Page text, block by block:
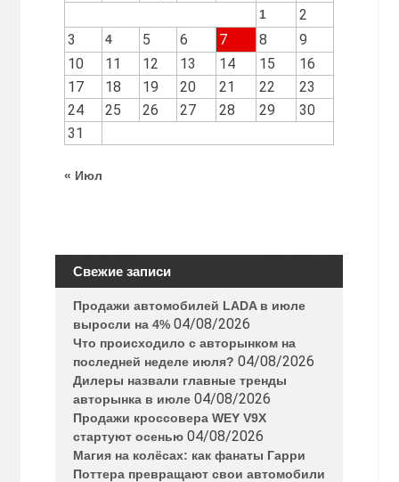
1
2
3
4 5 6 7 8
9
10
11 12 13 14 15
16
17
18 19 20 21 22
23
24
25 26 27 28 29
30
31
« Июл
Свежие записи
Продажи автомобилей LADA в июле
выросли на 4% 04/08/2026
Что происходило с авторынком на
последней неделе июля? 04/08/2026
Дилеры назвали главные тренды
авторынка в июле 04/08/2026
Продажи кроссовера WEY V9X
стартуют осенью 04/08/2026
Магия на колёсах: как фанаты Гарри
Поттера превращают свои автомобили